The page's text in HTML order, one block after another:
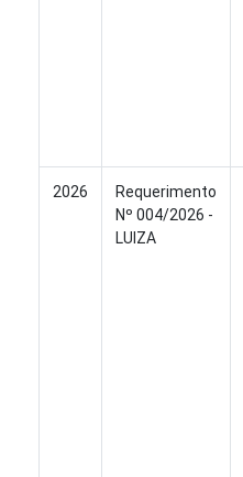
2026
Requerimento
Nº 004/2026 -
LUIZA